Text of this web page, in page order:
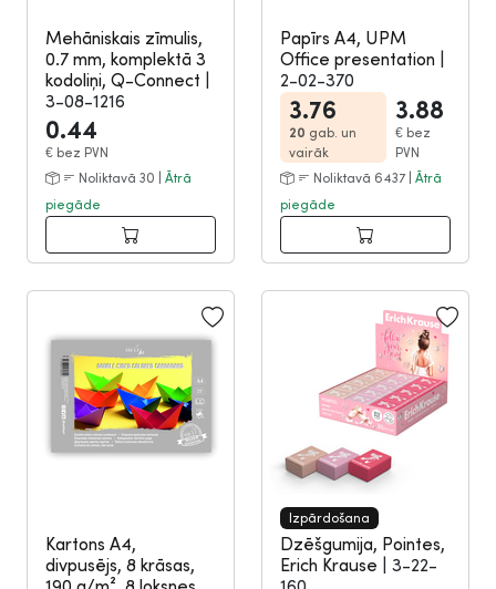
Mehāniskais zīmulis,
0.7 mm, komplektā 3
kodoliņi, Q-Connect
3-08-1216
0.44
€ bez PVN
Noliktavā 30 | Ātrā
piegāde
Papīrs A4, UPM
Office presentation
2-02-370
3.76
20 gab. un
vairāk
3.88
€ bez
PVN
Noliktavā 6437 | Ātrā
piegāde
Kartons A4,
divpusējs, 8 krāsas,
Izpārdošana
Dzēšgumija, Pointes,
Erich Krause
3-22-